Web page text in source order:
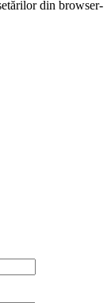
din browser-